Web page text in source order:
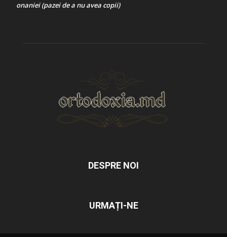
onaniei (pazei de a nu avea copii)
DESPRE NOI
URMAȚI-NE